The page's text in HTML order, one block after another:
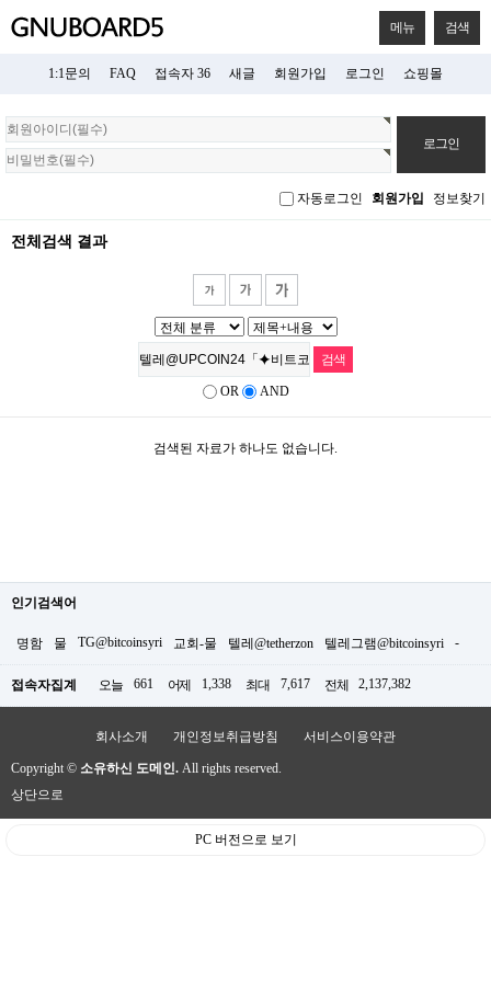
메뉴 검색
1:1문의 FAQ 접속자 36 새글 회원가입 로그인 쇼핑몰
회
원
로
자동로그인 회원가입 정보찾기
전체검색 결과
OR AND
검색된 자료가 하나도 없습니다.
인기검색어
명함 물 TG@bitcoinsyri 교회-물 텔레@tetherzon 텔레그램@bitcoinsyri -
접속자집계 오늘 661 어제 1,338 최대 7,617 전체 2,137,382
회사소개 개인정보취급방침 서비스이용약관
Copyright © 소유하신 도메인. All rights reserved.
상단으로
PC 버전으로 보기